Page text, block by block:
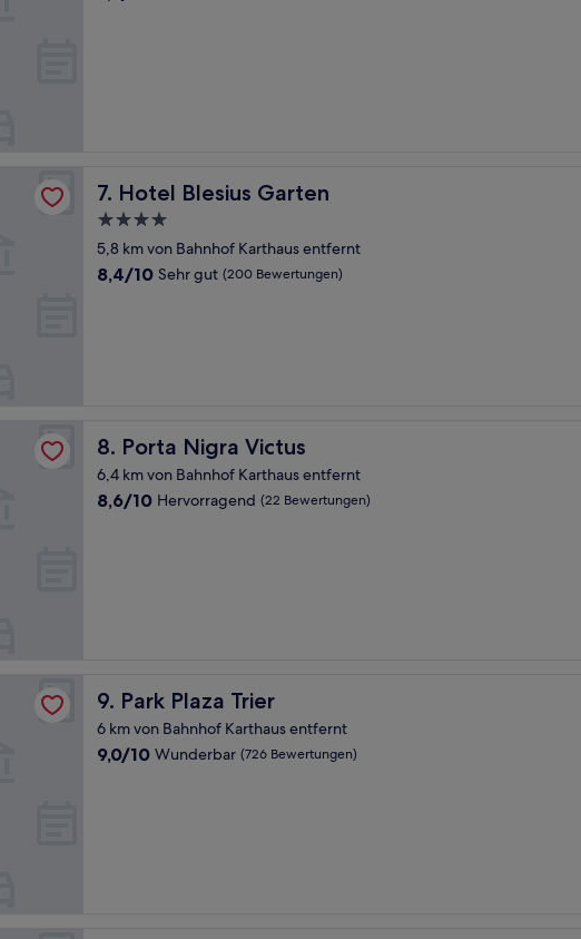
7. Hotel Blesius Garten
Hotel Blesius Garten
4.0-
Sterne-
Unterkunft
5,8 km von Bahnhof Karthaus entfernt
8.4
8,4/10 Sehr gut (200 Bewertungen)
8. Porta Nigra Victus
Porta Nigra Victus
6,4 km von Bahnhof Karthaus entfernt
8.6
8,6/10 Hervorragend (22 Bewertungen)
9. Park Plaza Trier
Park Plaza Trier
6 km von Bahnhof Karthaus entfernt
9.0
9,0/10 Wunderbar (726 Bewertungen)